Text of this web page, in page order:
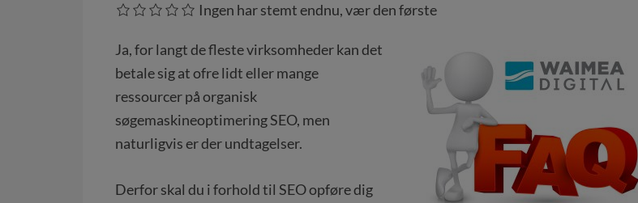
Ingen har stemt endnu, vær den første
Ja, for langt de fleste virksomheder kan det
betale sig at ofre lidt eller mange
ressourcer på organisk
søgemaskineoptimering SEO, men
naturligvis er der undtagelser.
Derfor skal du i forhold til SEO opføre dig